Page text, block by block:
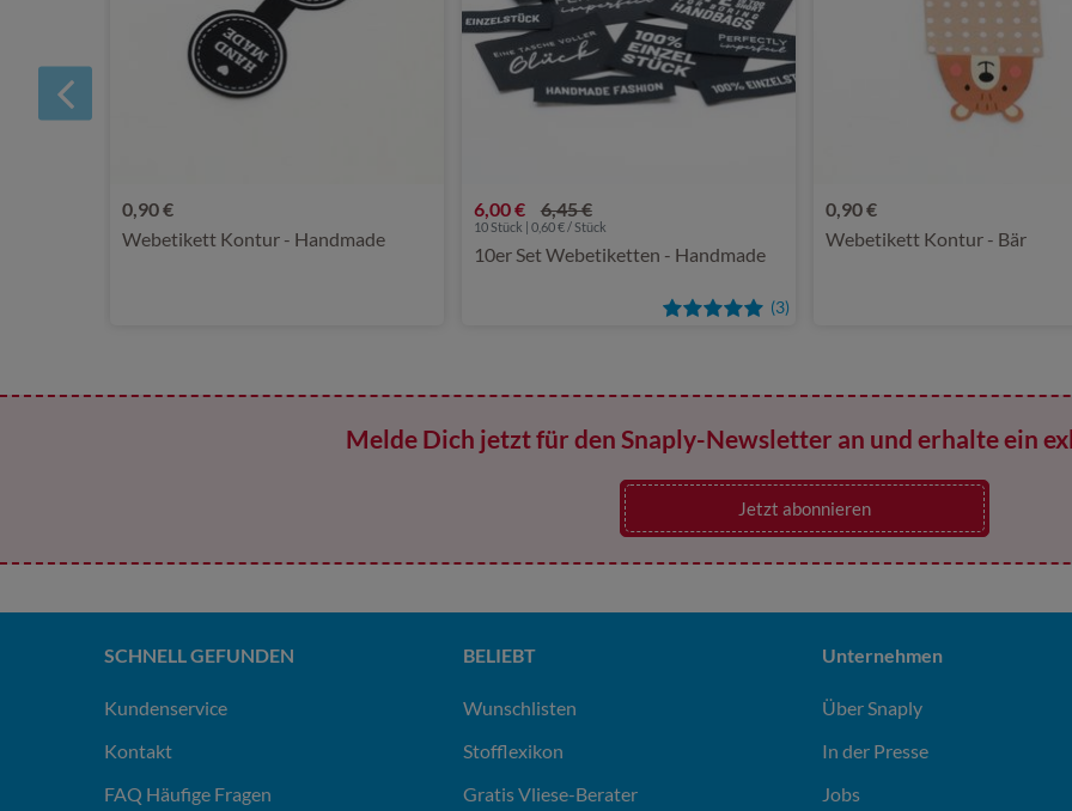
0,90 €
Webetikett Kontur - Handmade
(3)
6,00 € 6,45 €
10 Stück | 0,60 € / Stück
10er Set Webetiketten - Handmade
0,90 €
Webetikett Kontur - Bär
Melde Dich jetzt für den Snaply-Newsletter an und erhalte ein
Jetzt abonnieren
SCHNELL GEFUNDEN
Kundenservice
Kontakt
FAQ Häufige Fragen
BELIEBT
Wunschlisten
Stofflexikon
Gratis Vliese-Berater
Unternehmen
Über Snaply
In der Presse
Jobs